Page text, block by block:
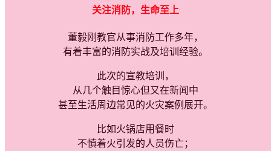
关注消防，生命至上
董毅刚教官从事消防工作多年，
有着丰富的消防实战及培训经验。
此次的宣教培训，
从几个触目惊心但又在新闻中
甚至生活周边常见的火灾案例展开。
比如火锅店用餐时
不慎着火引发的人员伤亡；